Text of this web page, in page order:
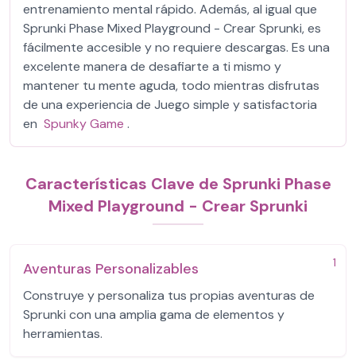
entrenamiento mental rápido. Además, al igual que
Sprunki Phase Mixed Playground - Crear Sprunki, es
fácilmente accesible y no requiere descargas. Es una
excelente manera de desafiarte a ti mismo y
mantener tu mente aguda, todo mientras disfrutas
de una experiencia de Juego simple y satisfactoria
en Spunky Game .
Características Clave de Sprunki Phase
Mixed Playground - Crear Sprunki
1
Aventuras Personalizables
Construye y personaliza tus propias aventuras de
Sprunki con una amplia gama de elementos y
herramientas.